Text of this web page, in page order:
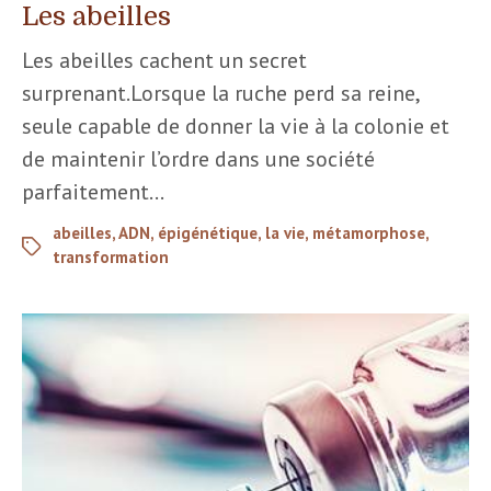
Les abeilles
Les abeilles cachent un secret
surprenant.Lorsque la ruche perd sa reine,
seule capable de donner la vie à la colonie et
de maintenir l’ordre dans une société
parfaitement…
abeilles,ADN, épigénétique, la vie, métamorphose,
transformation